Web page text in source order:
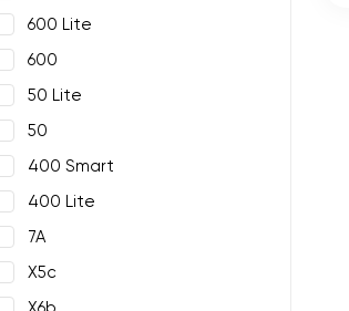
600 Lite
600
50 Lite
50
400 Smart
400 Lite
7A
X5c